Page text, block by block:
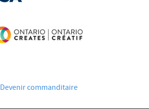
Devenir commanditaire